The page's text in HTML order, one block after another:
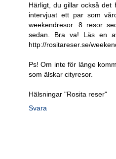
Härligt, du gillar också det
intervjuat ett par som
weekendresor. 8 resor
sedan. Bra va! Läs en
http://rositareser.se/
Ps! Om inte för länge
som älskar cityresor.
Hälsningar "Rosita reser"
Svara